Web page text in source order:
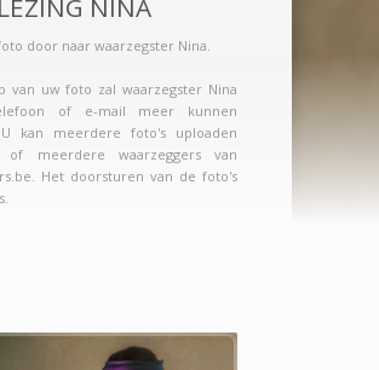
NINA
door naar waarzegster Nina.
van uw foto zal waarzegster Nina
of e-mail meer kunnen
kan meerdere foto's uploaden
meerdere waarzeggers van
Het doorsturen van de foto's